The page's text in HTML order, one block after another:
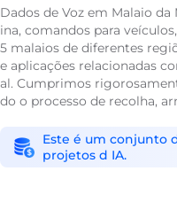
Dados de Voz em Malaio
ina, comandos para
5 malaios de diferentes
e aplicações relacionadas
al. Cumprimos
do o processo de recolha,
Este é um conjunto
projetos d IA.